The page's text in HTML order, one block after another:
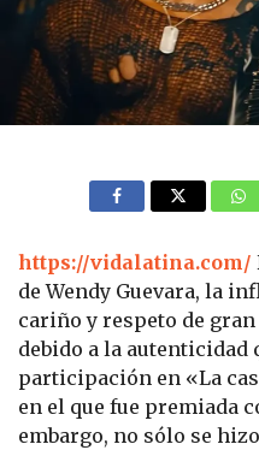
https://vidalatina.com/
de Wendy Guevara, la
cariño y respeto de
debido a la autenticidad
participación en «La
en el que fue premiada
embargo, no sólo se